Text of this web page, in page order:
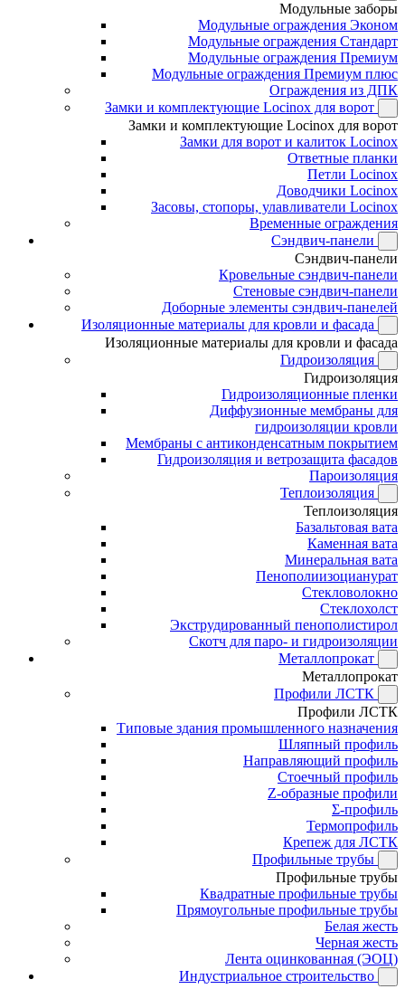
Модульные заборы
Модульные ограждения Эконом
Модульные ограждения Стандарт
Модульные ограждения Премиум
Модульные ограждения Премиум плюс
Ограждения из ДПК
Замки и комплектующие Locinox для ворот
Замки и комплектующие Locinox для ворот
Замки для ворот и калиток Locinox
Ответные планки
Петли Locinox
Доводчики Locinox
Засовы, стопоры, улавливатели Locinox
Временные ограждения
Сэндвич-панели
Сэндвич-панели
Кровельные сэндвич-панели
Стеновые сэндвич-панели
Доборные элементы сэндвич-панелей
Изоляционные материалы для кровли и фасада
Изоляционные материалы для кровли и фасада
Гидроизоляция
Гидроизоляция
Гидроизоляционные пленки
Диффузионные мембраны для
гидроизоляции кровли
Мембраны с антиконденсатным покрытием
Гидроизоляция и ветрозащита фасадов
Пароизоляция
Теплоизоляция
Теплоизоляция
Базальтовая вата
Каменная вата
Минеральная вата
Пенополиизоцианурат
Стекловолокно
Стеклохолст
Экструдированный пенополистирол
Скотч для паро- и гидроизоляции
Металлопрокат
Металлопрокат
Профили ЛСТК
Профили ЛСТК
Типовые здания промышленного назначения
Шляпный профиль
Направляющий профиль
Стоечный профиль
Z-образные профили
Σ-профиль
Термопрофиль
Крепеж для ЛСТК
Профильные трубы
Профильные трубы
Квадратные профильные трубы
Прямоугольные профильные трубы
Белая жесть
Черная жесть
Лента оцинкованная (ЭОЦ)
Индустриальное строительство